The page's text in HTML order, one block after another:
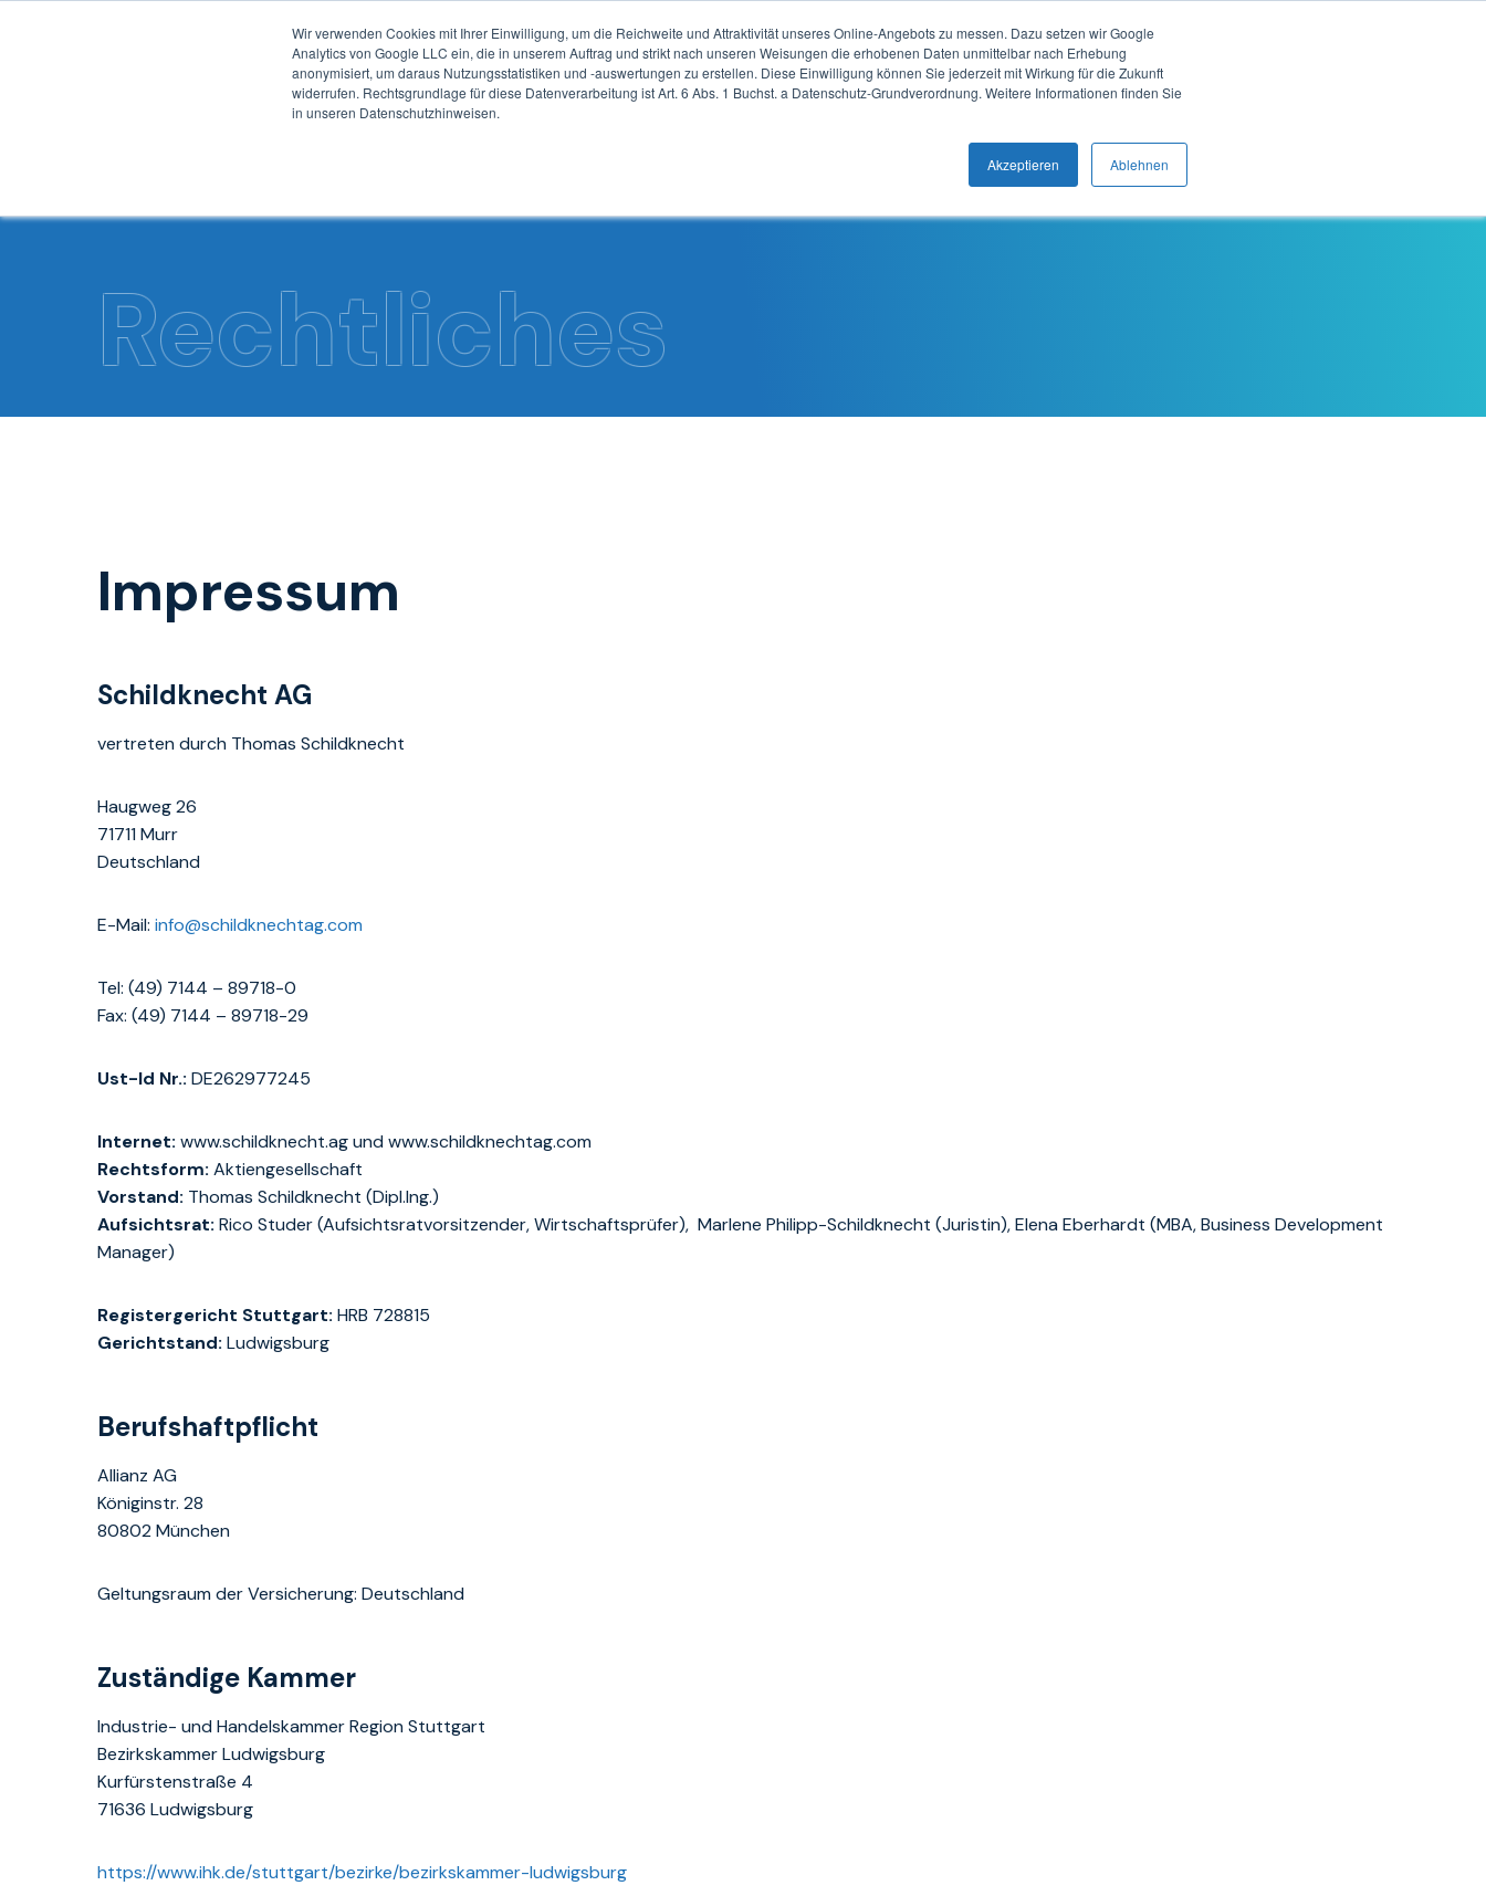
Wir verwenden Cookies mit Ihrer Einwilligung, um die Reichweite und Attraktivität unseres Online-Angebots zu messen. Dazu setzen wir Google
Analytics von Google LLC ein, die in unserem Auftrag und strikt nach unseren Weisungen die erhobenen Daten unmittelbar nach Erhebung
anonymisiert, um daraus Nutzungsstatistiken und -auswertungen zu erstellen. Diese Einwilligung können Sie jederzeit mit Wirkung für die Zukunft
widerrufen. Rechtsgrundlage für diese Datenverarbeitung ist Art. 6 Abs. 1 Buchst. a Datenschutz-Grundverordnung. Weitere Informationen finden Sie
in unseren Datenschutzhinweisen.
Akzeptieren Ablehnen
Technologie Produkte Anwendungen Unternehmen
Rechtliches
Impressum
Schildknecht AG
vertreten durch Thomas Schildknecht
Haugweg 26
71711 Murr
Deutschland
E-Mail: info@schildknechtag.com
Tel: (49) 7144 – 89718-0
Fax: (49) 7144 – 89718-29
Ust-Id Nr.: DE262977245
Internet: www.schildknecht.ag und www.schildknechtag.com
Rechtsform: Aktiengesellschaft
Vorstand: Thomas Schildknecht (Dipl.Ing.)
Aufsichtsrat: Rico Studer (Aufsichtsratvorsitzender, Wirtschaftsprüfer), Marlene Philipp-Schildknecht (Juristin), Elena Eberhardt (MBA, Business Development
Manager)
Registergericht Stuttgart: HRB 728815
Gerichtstand: Ludwigsburg
Berufshaftpflicht
Allianz AG
Königinstr. 28
80802 München
Geltungsraum der Versicherung: Deutschland
Zuständige Kammer
Industrie- und Handelskammer Region Stuttgart
Bezirkskammer Ludwigsburg
Kurfürstenstraße 4
71636 Ludwigsburg
https://www.ihk.de/stuttgart/bezirke/bezirkskammer-ludwigsburg